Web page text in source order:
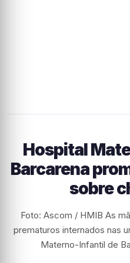
Hospital
Barcarena
sobre
Foto: Ascom / HMIB As
prematuros internados nas
Materno-Infantil de